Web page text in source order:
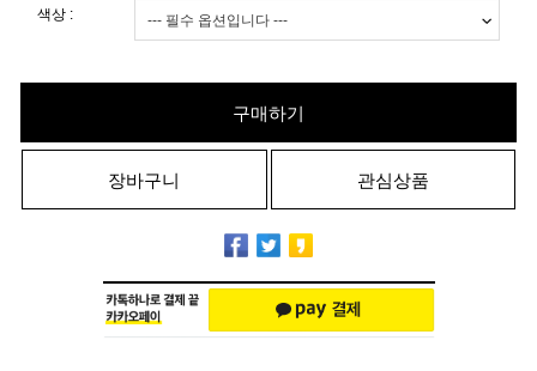
색상 :
구매하기
장바구니 관심상품